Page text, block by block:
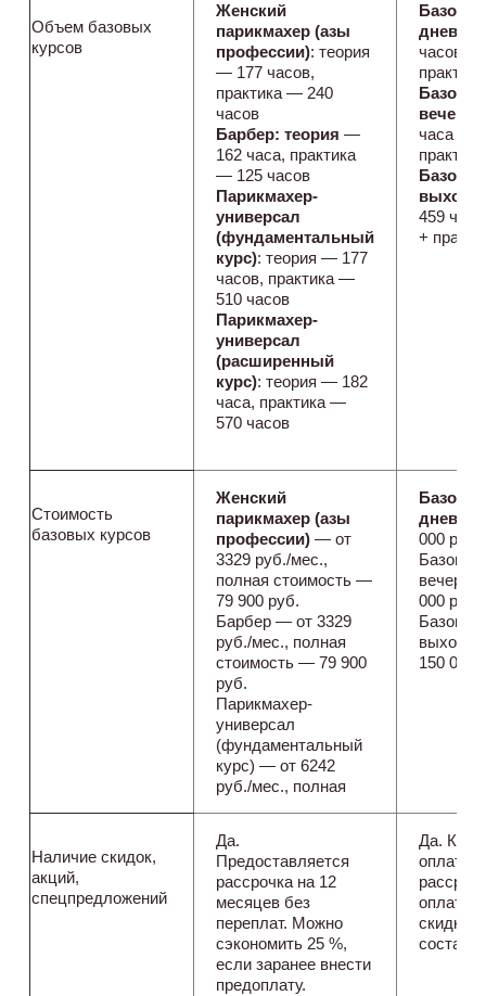
Объем базовых
курсов
Женский
парикмахер (азы
профессии): теория
— 177 часов,
практика — 240
часов
Барбер: теория —
162 часа, практика
— 125 часов
Парикмахер-
универсал
(фундаментальный
курс): теория — 177
часов, практика —
510 часов
Парикмахер-
универсал
(расширенный
курс): теория — 182
часа, практика —
570 часов
часов
часа
459
+
Стоимость
базовых курсов
Женский
парикмахер (азы
профессии)— от
3329 руб./мес.,
полная стоимость —
79 900 руб.
Барбер — от 3329
руб./мес., полная
стоимость — 79 900
руб.
Парикмахер-
универсал
(фундаментальный
курс) — от 6242
руб./мес., полная
дневной
000 руб.
Базовый
000 руб.
Базовый
150 000
Наличие скидок,
акций,
спецпредложений
Да.
Предоставляется
рассрочка на 12
месяцев без
переплат. Можно
сэкономить 25 %,
если заранее внести
предоплату.
Да.
оплате
скидка